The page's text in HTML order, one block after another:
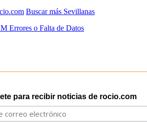
Buscar más Sevillanas
Errores o Falta de Datos
para recibir noticias de rocio.com